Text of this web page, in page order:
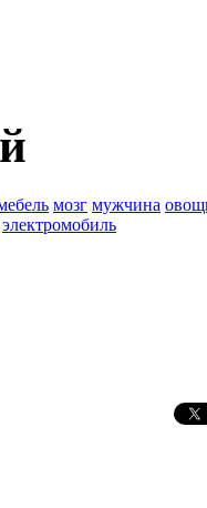
мозг мужчина
электромобиль